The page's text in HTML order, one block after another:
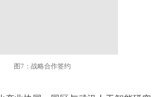
图7：战略合作签约